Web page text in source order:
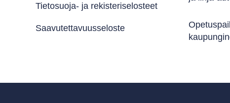
Tietosuoja- ja rekisteriselosteet
Saavutettavuusseloste